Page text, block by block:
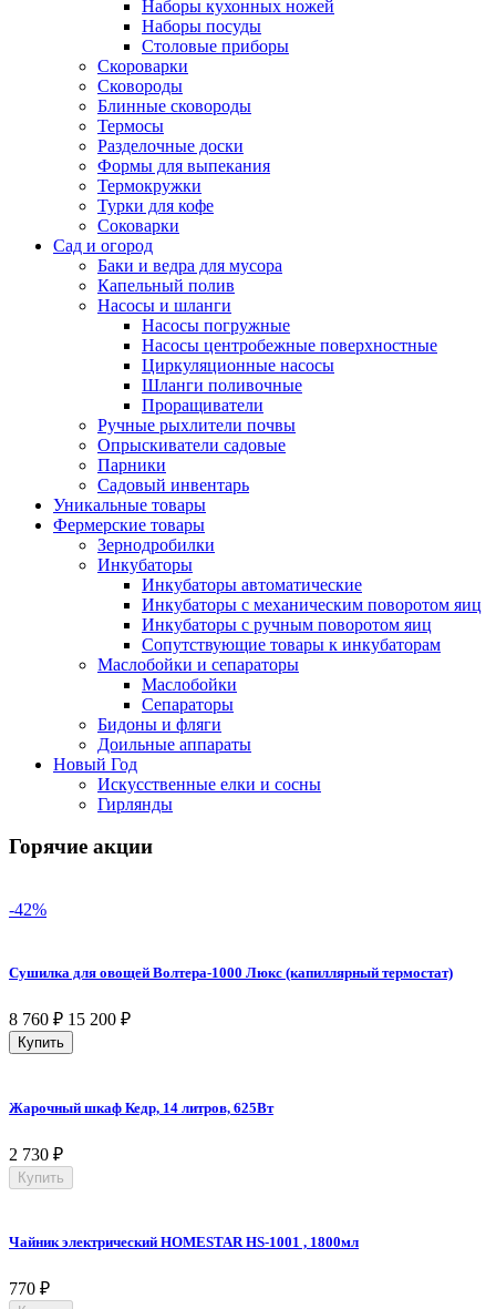
Наборы кухонных ножей
Наборы посуды
Столовые приборы
Скороварки
Сковороды
Блинные сковороды
Термосы
Разделочные доски
Формы для выпекания
Термокружки
Турки для кофе
Соковарки
Сад и огород
Баки и ведра для мусора
Капельный полив
Насосы и шланги
Насосы погружные
Насосы центробежные поверхностные
Циркуляционные насосы
Шланги поливочные
Проращиватели
Ручные рыхлители почвы
Опрыскиватели садовые
Парники
Садовый инвентарь
Уникальные товары
Фермерские товары
Зернодробилки
Инкубаторы
Инкубаторы автоматические
Инкубаторы с механическим поворотом яиц
Инкубаторы с ручным поворотом яиц
Сопутствующие товары к инкубаторам
Маслобойки и сепараторы
Маслобойки
Сепараторы
Бидоны и фляги
Доильные аппараты
Новый Год
Искусственные елки и сосны
Гирлянды
Горячие акции
-42%
Сушилка для овощей Волтера-1000 Люкс (капиллярный термостат)
8 760 ₽ 15 200 ₽
Купить
Жарочный шкаф Кедр, 14 литров, 625Вт
2 730 ₽
Купить
Чайник электрический HOMESTAR HS-1001 , 1800мл
770 ₽